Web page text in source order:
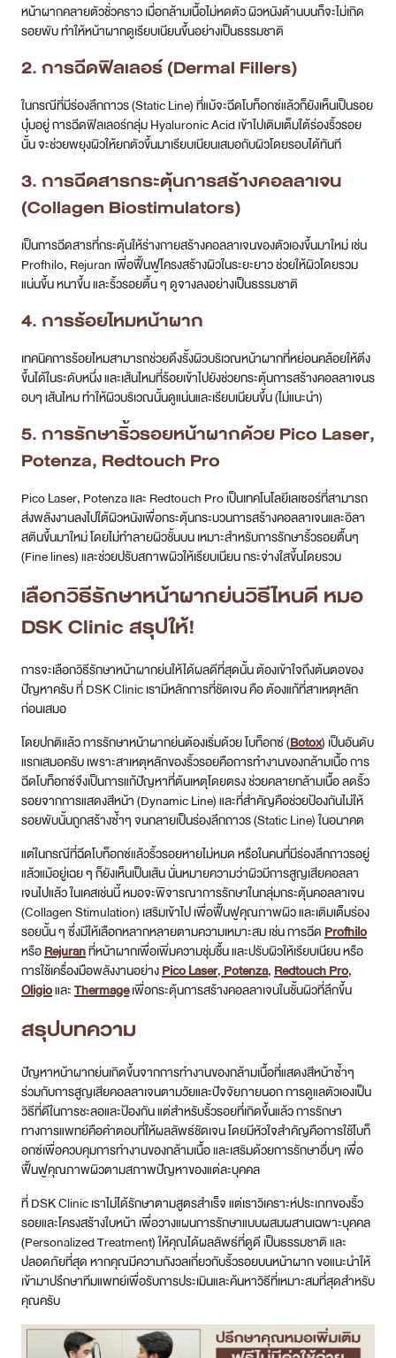
เป็นการฉีดสารที่กระตุ้นให้ร่างกายสร้างคอลลาเจนของตัวเองขึ้นมาใหม่ เช่น
Profhilo, Rejuran เพื่อฟื้นฟูโครงสร้างผิวในระยะยาว ช่วยให้ผิวโดยรวม
แน่นขึ้น หนาขึ้น และริ้วรอยตื้น ๆ ดูจางลงอย่างเป็นธรรมชาติ
4. การร้อยไหมหน้าผาก
เทคนิคการร้อยไหมสามารถช่วยดึงรั้งผิวบริเวณหน้าผากที่หย่อนคล้อยให้ตึง
ขึ้นได้ในระดับหนึ่ง และเส้นไหมที่ร้อยเข้าไปยังช่วยกระตุ้นการสร้างคอลลาเจนร
อบๆ เส้นไหม ทำให้ผิวบริเวณนั้นดูแน่นและเรียบเนียนขึ้น (ไม่แนะนำ)
5. การรักษาริ้วรอยหน้าผากด้วย Pico Laser,
Potenza, Redtouch Pro
Pico Laser, Potenza และ Redtouch Pro เป็นเทคโนโลยีเลเซอร์ที่สามารถ
ส่งพลังงานลงไปใต้ผิวหนังเพื่อกระตุ้นกระบวนการสร้างคอลลาเจนและอิลา
สตินขึ้นมาใหม่ โดยไม่ทำลายผิวชั้นบน เหมาะสำหรับการรักษาริ้วรอยตื้นๆ
(Fine lines) และช่วยปรับสภาพผิวให้เรียบเนียน กระจ่างใสขึ้นโดยรวม
เลือกวิธีรักษาหน้าผากย่นวิธีไหนดี หมอ
DSK Clinic สรุปให้!
การจะเลือกวิธีรักษาหน้าผากย่นให้ได้ผลดีที่สุดนั้น ต้องเข้าใจถึงต้นตอของ
ปัญหาครับ ที่ DSK Clinic เรามีหลักการที่ชัดเจน คือ ต้องแก้ที่สาเหตุหลัก
โดยปกติแล้ว การรักษาหน้าผากย่นต้องเริ่มด้วย โบท็อกซ์ (Botox) เป็นอันดับ
แรกเสมอครับ เพราะสาเหตุหลักของริ้วรอยคือการทำงานของกล้ามเนื้อ การ
ฉีดโบท็อกซ์จึงเป็นการแก้ปัญหาที่ต้นเหตุโดยตรง ช่วยคลายกล้ามเนื้อ ลดริ้ว
รอยพับนั้นถูกสร้างซ้ำๆ จนกลายเป็นร่องลึกถาวร (Static Line) ในอนาคต
แต่ในกรณีที่ฉีดโบท็อกซ์แล้วริ้วรอยหายไม่หมด หรือในคนที่มีร่องลึกถาวรอยู่
แล้วแม้อยู่เฉย ๆ ก็ยังเห็นเป็นเส้น นั่นหมายความว่าผิวมีการสูญเสียคอลลา
เจนไปแล้ว ในเคสเช่นนี้ หมอจะพิจารณาการรักษาในกลุ่มกระตุ้นคอลลาเจน
(Collagen Stimulation) เสริมเข้าไป เพื่อฟื้นฟูคุณภาพผิว และเติมเต็มร่อง
รอยนั้น ๆ ซึ่งมีให้เลือกหลากหลายตามความเหมาะสม เช่น การฉีด
การใช้เครื่องมือพลังงานอย่างPico Laser,Potenza,Redtouch Pro,
OligioและThermageเพื่อกระตุ้นการสร้างคอลลาเจนในชั้นผิวที่ลึกขึ้น
สรุปบทความ
ปัญหาหน้าผากย่นเกิดขึ้นจากการทำงานของกล้ามเนื้อที่แสดงสีหน้าซ้ำๆ
ร่วมกับการสูญเสียคอลลาเจนตามวัยและปัจจัยภายนอก การดูแลตัวเองเป็น
วิธีที่ดีในการชะลอและป้องกัน แต่สำหรับริ้วรอยที่เกิดขึ้นแล้ว การรักษา
ทางการแพทย์คือคำตอบที่ให้ผลลัพธ์ชัดเจน โดยมีหัวใจสำคัญคือการใช้โบท็
อกซ์เพื่อควบคุมการทำงานของกล้ามเนื้อ และเสริมด้วยการรักษาอื่นๆ เพื่อ
ฟื้นฟูคุณภาพผิวตามสภาพปัญหาของแต่ละบุคคล
ที่ DSK Clinic เราไม่ได้รักษาตามสูตรสำเร็จ แต่เราวิเคราะห์ประเภทของริ้ว
รอยและโครงสร้างใบหน้า เพื่อวางแผนการรักษาแบบผสมผสานเฉพาะบุคคล
(Personalized Treatment) ให้คุณได้ผลลัพธ์ที่ดูดี เป็นธรรมชาติ และ
ปลอดภัยที่สุด หากคุณมีความกังวลเกี่ยวกับริ้วรอยบนหน้าผาก ขอแนะนำให้
คุณครับ